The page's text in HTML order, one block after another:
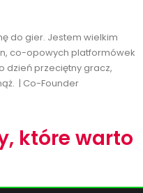
do gier. Jestem wielkim
co-opowych platformówek
dzień przeciętny gracz,
| Co-Founder
które warto